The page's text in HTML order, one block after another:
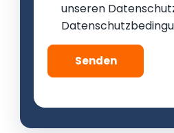
unseren
Senden